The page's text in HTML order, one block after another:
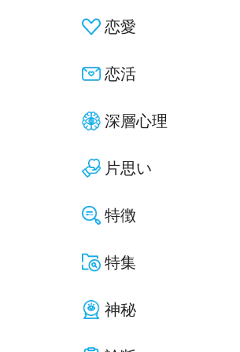
恋愛
恋活
深層心理
片思い
特徴
特集
神秘